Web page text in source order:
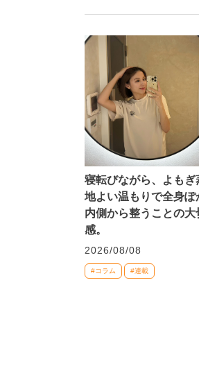
寝転びながら、よもぎ
地よい温もりで全身ぽ
内側から整うことの大
感。
2026/08/08
#コラム #連載